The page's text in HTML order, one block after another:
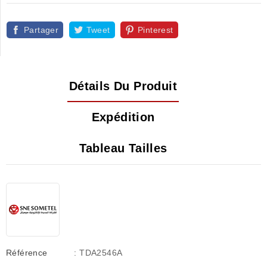
Partager Tweet Pinterest
Détails Du Produit
Expédition
Tableau Tailles
Référence : TDA2546A